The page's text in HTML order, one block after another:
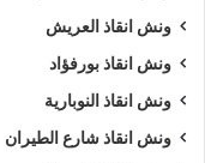
ونش انقاذ العريش
ونش انقاذ بورفؤاد
ونش انقاذ النوبارية
ونش انقاذ شارع الطيران